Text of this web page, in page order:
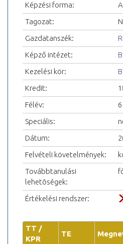
Képzési forma:
Tagozat:
Gazdatanszék:
Képző intézet:
Kezelési kör:
Kredit:
Félév:
6
Speciális:
Dátum:
Felvételi követelmények:
Továbbtanulási
lehetõségek:
Értékelési rendszer:
TT /
KPR
TE